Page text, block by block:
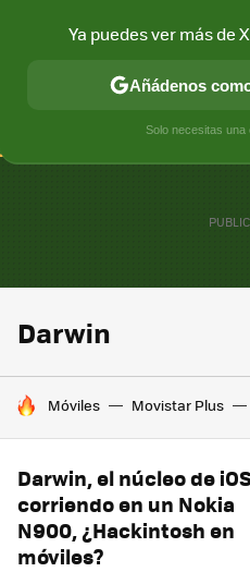
CONECTIVIDAD MÓVIL Y
Darwin
HOY SE HABLA DE
Móviles Movistar Plus
Darwin, el núcleo de
corriendo en un Nokia
N900, ¿Hackintosh en
móviles?
Ya puedes ver más de
Añádenos
Solo necesitas una